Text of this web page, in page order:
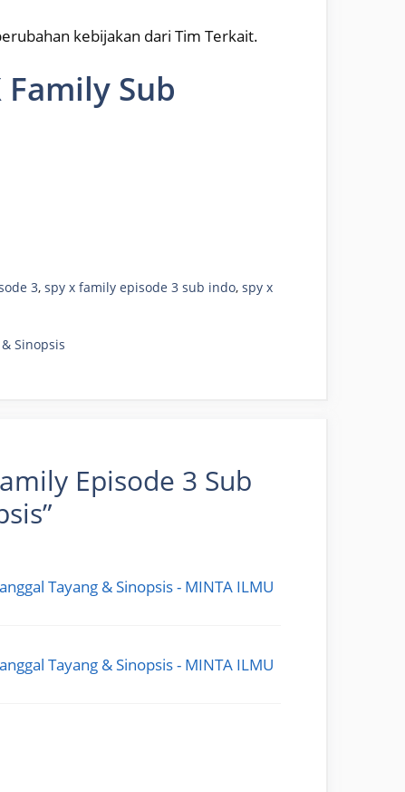
kebijakan dari Tim Terkait.
Sub
3,spy x family episode 3 sub indo,spy x
Sinopsis
Episode 3 Sub
Tayang & Sinopsis - MINTA ILMU
Tayang & Sinopsis - MINTA ILMU